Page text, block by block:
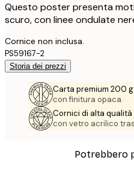
Questo poster presenta
scuro, con linee ondulate
Cornice non inclusa.
PS59167-2
Storia dei prezzi
Carta premium 200 g
con finitura opaca.
Cornici di alta qualità
con vetro acrilico
Potrebbero